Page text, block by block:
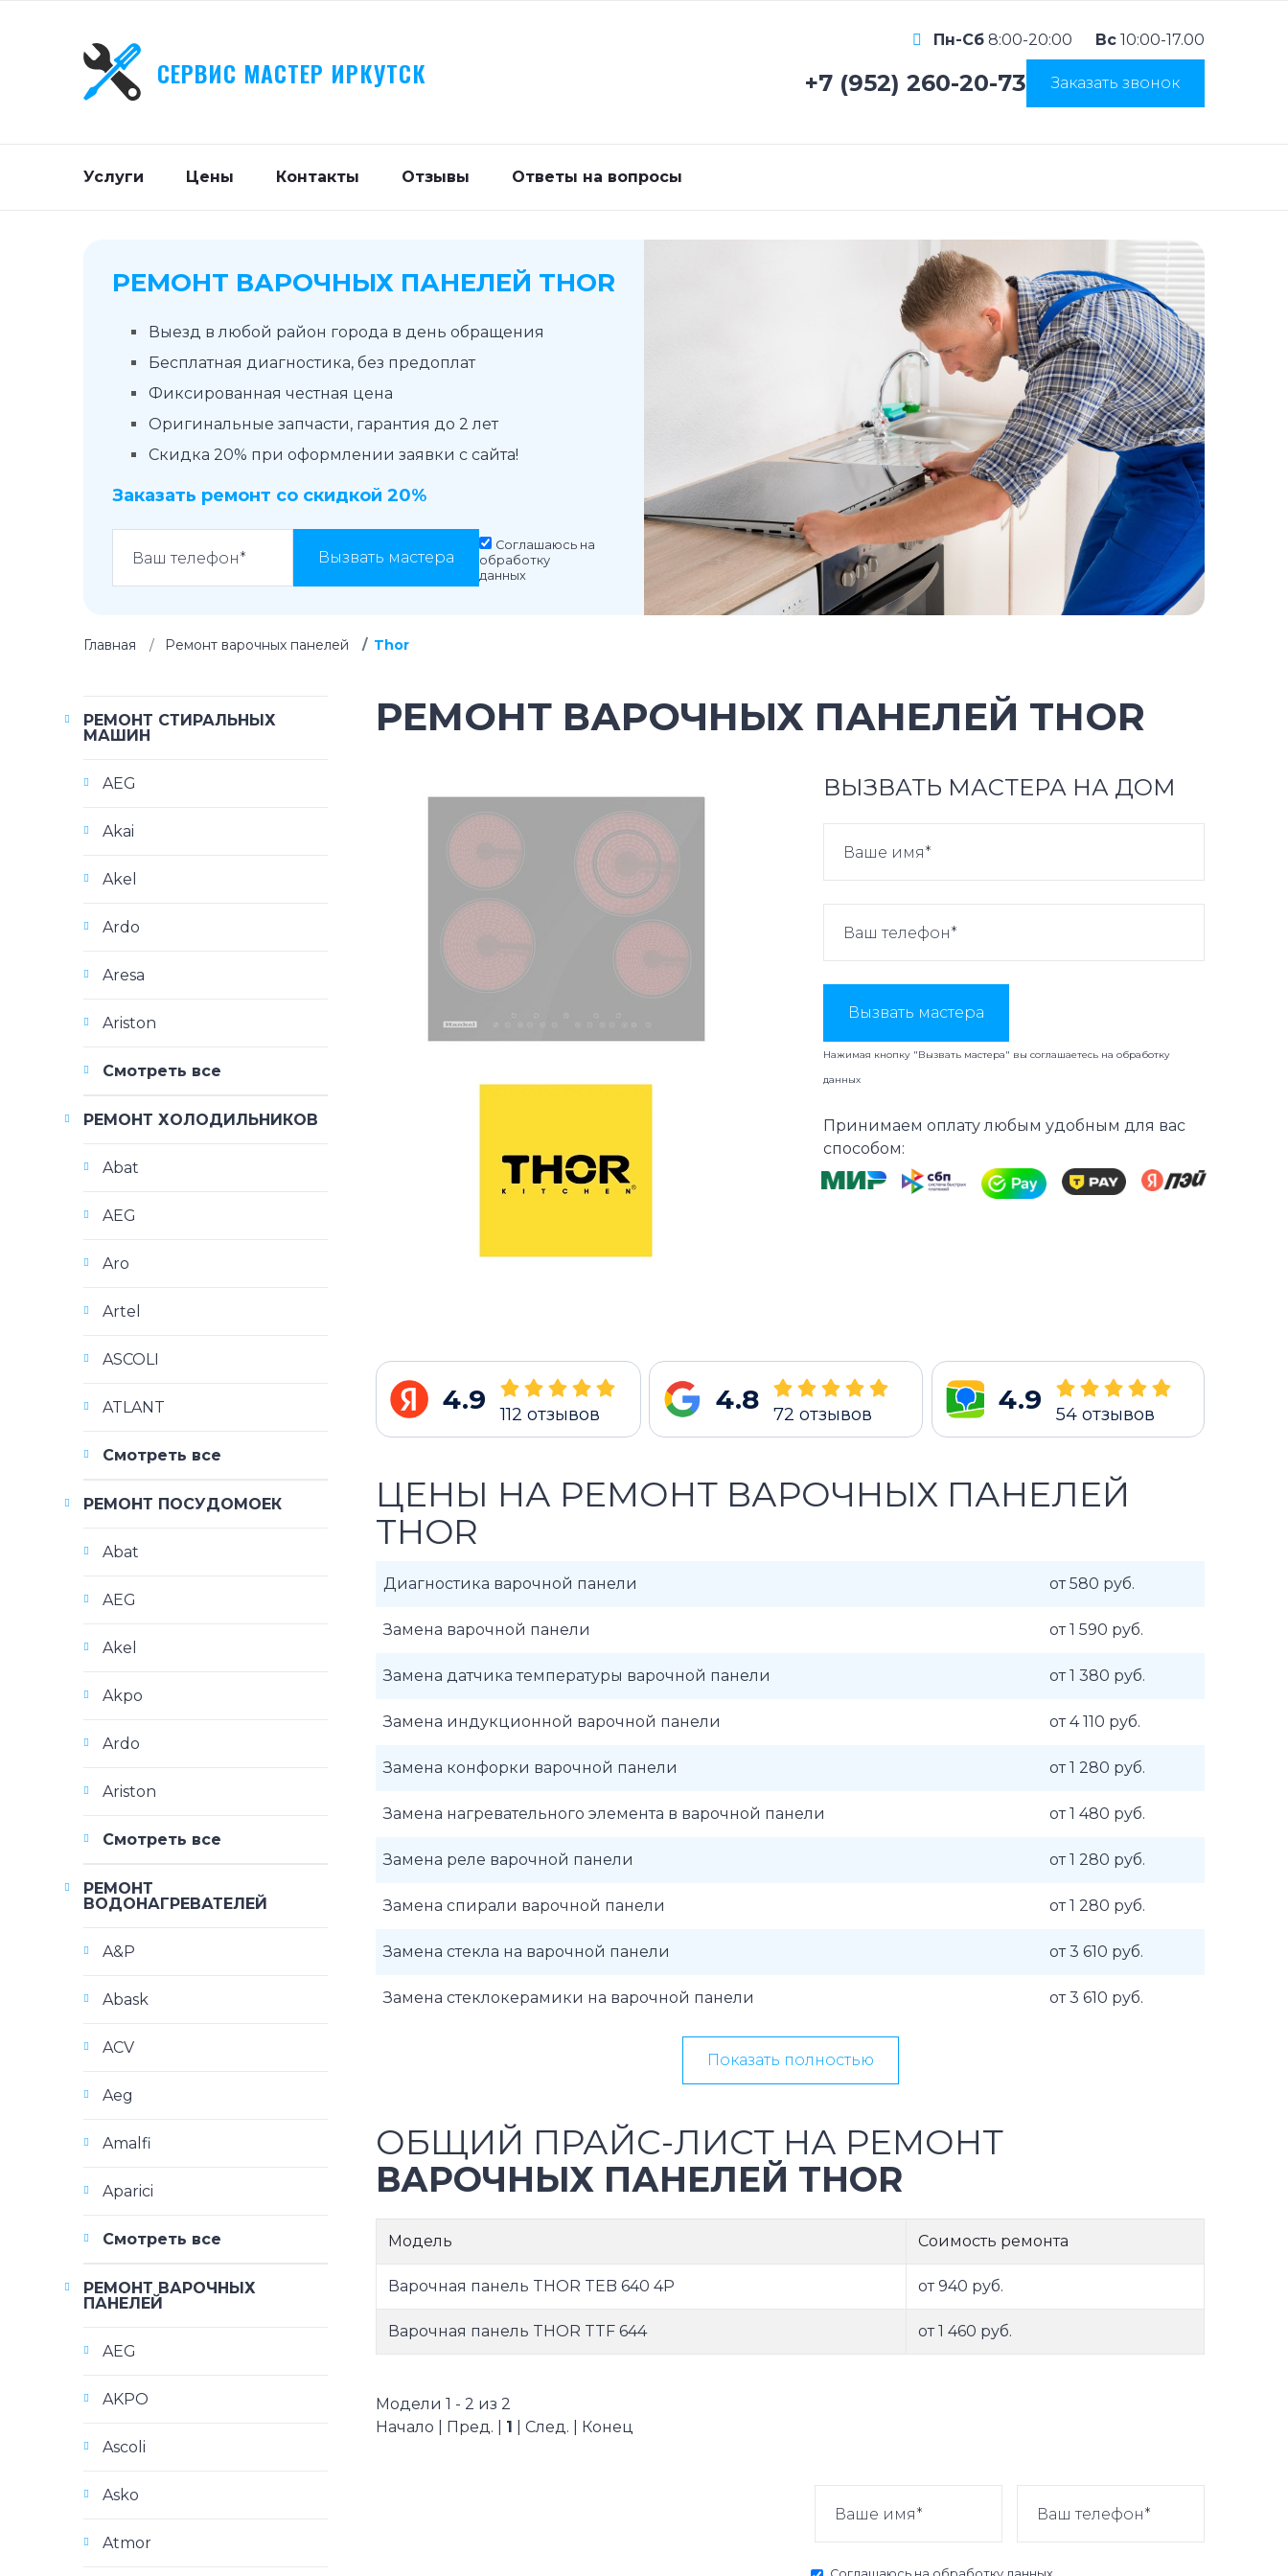
СЕРВИС МАСТЕР ИРКУТСК
Пн-Сб 8:00-20:00 Вс 10:00-17.00
+7 (952) 260-20-73 Заказать звонок
Услуги Цены Контакты Отзывы Ответы на вопросы
РЕМОНТ ВАРОЧНЫХ ПАНЕЛЕЙ THOR
Выезд в любой район города в день обращения
Бесплатная диагностика, без предоплат
Фиксированная честная цена
Оригинальные запчасти, гарантия до 2 лет
Скидка 20% при оформлении заявки с сайта!
Заказать ремонт со скидкой 20%
Вызвать мастера
Соглашаюсь на
обработку
данных
Главная Ремонт варочных панелей Thor
РЕМОНТ ВАРОЧНЫХ ПАНЕЛЕЙ THOR
ВЫЗВАТЬ МАСТЕРА НА ДОМ
Вызвать мастера
Нажимая кнопку "Вызвать мастера" вы соглашаетесь наобработку
данных
Принимаем оплату любым удобным для вас
способом:
4.9 112 отзывов 4.8 72 отзывов 4.9 54отзывов
ЦЕНЫ НА РЕМОНТ ВАРОЧНЫХ ПАНЕЛЕЙ
THOR
Диагностика варочной панели от 580 руб.
Замена варочной панели от 1 590 руб.
Замена датчика температуры варочной панели от 1 380 руб.
Замена индукционной варочной панели от 4 110 руб.
Замена конфорки варочной панели от 1 280 руб.
Замена нагревательного элемента в варочной панели от 1 480 руб.
Замена реле варочной панели от 1 280 руб.
Замена спирали варочной панели от 1 280 руб.
Замена стекла на варочной панели от 3 610 руб.
Замена стеклокерамики на варочной панели от 3 610 руб.
Показать полностью
ОБЩИЙ ПРАЙС-ЛИСТ НА РЕМОНТ
ВАРОЧНЫХ ПАНЕЛЕЙ THOR
Модель Соимость ремонта
Варочная панель THOR TEB 640 4P от 940 руб.
Варочная панель THOR TTF 644 от 1 460 руб.
Модели 1 - 2 из 2
Начало | Пред. | 1 | След. | Конец
РЕМОНТ СТИРАЛЬНЫХ
МАШИН
AEG
Akai
Akel
Ardo
Aresa
Ariston
Смотреть все
РЕМОНТ ХОЛОДИЛЬНИКОВ
Abat
AEG
Aro
Artel
ASCOLI
ATLANT
Смотреть все
РЕМОНТ ПОСУДОМОЕК
Abat
AEG
Akel
Akpo
Ardo
Ariston
Смотреть все
РЕМОНТ
ВОДОНАГРЕВАТЕЛЕЙ
A&P
Abask
ACV
Aeg
Amalfi
Aparici
Смотреть все
РЕМОНТ ВАРОЧНЫХ
ПАНЕЛЕЙ
AEG
AKPO
Ascoli
Asko
Atmor